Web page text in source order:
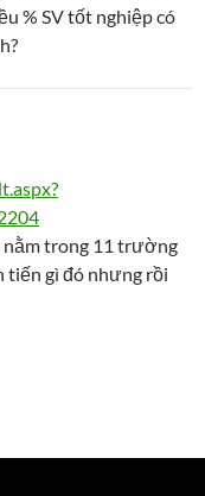
% SV tốt nghiệp có
nằm trong 11 trường
tiến gì đó nhưng rồi